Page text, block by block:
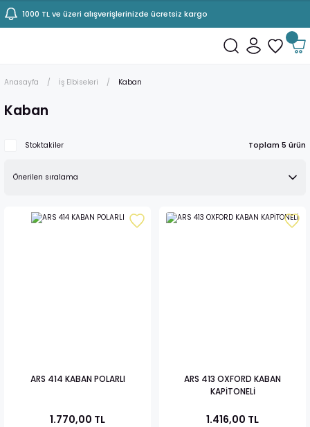
1000 TL ve üzeri alışverişlerinizde ücretsiz kargo
Anasayfa İş Elbiseleri Kaban
Kaban
Stoktakiler Toplam 5 ürün
ARS 414 KABAN POLARLI
1.770,00 TL
ARS 413 OXFORD KABAN
KAPİTONELİ
1.416,00 TL